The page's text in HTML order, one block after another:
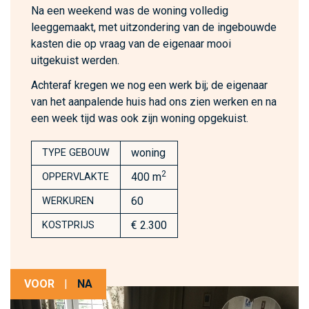
Na een weekend was de woning volledig
leeggemaakt, met uitzondering van de ingebouwde
kasten die op vraag van de eigenaar mooi
uitgekuist werden.
Achteraf kregen we nog een werk bij; de eigenaar
van het aanpalende huis had ons zien werken en na
een week tijd was ook zijn woning opgekuist.
TYPE GEBOUW woning
OPPERVLAKTE 400 m2
WERKUREN 60
KOSTPRIJS € 2.300
VOOR | NA